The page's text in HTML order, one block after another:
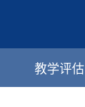
教学评估